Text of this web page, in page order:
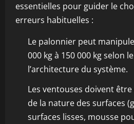
essentielles pour guider le
erreurs habituelles :
Le palonnier peut
000 kg à 150 000 kg selon
l’architecture du système.
Les ventouses doivent
de la nature des surfaces
surfaces lisses, mousse